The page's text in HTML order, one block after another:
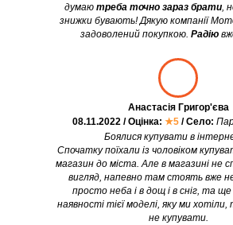
Боялися купувати в
Спочатку поїхали із чоловіком
магазин до міста. Але в магазині не
вигляд, напевно там стоять вже
просто неба і в дощ і в сніг, та
наявності тієї моделі, яку ми
не купувати.
Анастасія Григор'єва
08.11.2022 / Оцінка: ★5 / Село:
думаю треба точно зараз брати,
знижки бувають! Дякую компанії
задоволений покупкою. Радію